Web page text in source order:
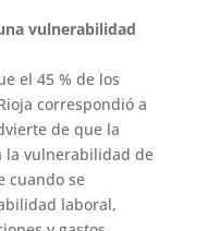
vulnerabilidad
el 45 % de los
correspondió a
de que la
la vulnerabilidad de
cuando se
laboral,